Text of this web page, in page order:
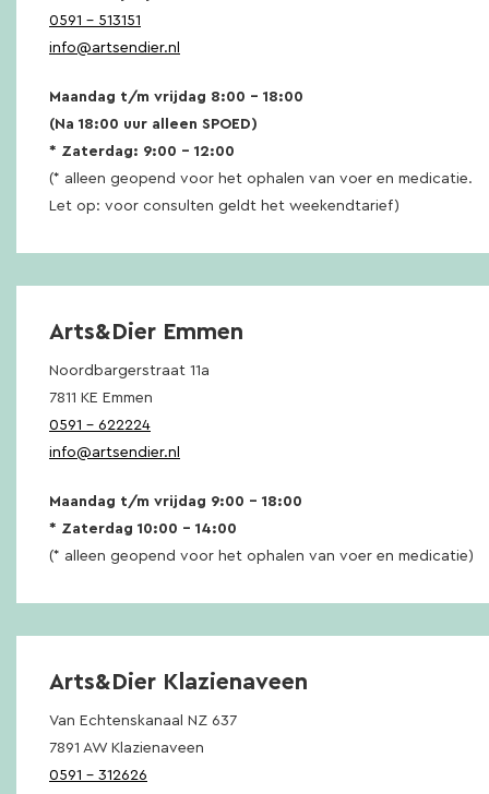
0591 – 513151
info@artsendier.nl
Maandag t/m vrijdag 8:00 – 18:00
(Na 18:00 uur alleen SPOED)
* Zaterdag: 9:00 – 12:00
(* alleen geopend voor het ophalen van voer en medicatie.
Let op: voor consulten geldt het weekendtarief)
Arts&Dier Emmen
Noordbargerstraat 11a
7811 KE Emmen
0591 – 622224
info@artsendier.nl
Maandag t/m vrijdag 9:00 – 18:00
* Zaterdag 10:00 – 14:00
(* alleen geopend voor het ophalen van voer en medicatie)
Arts&Dier Klazienaveen
Van Echtenskanaal NZ 637
7891 AW Klazienaveen
0591 – 312626